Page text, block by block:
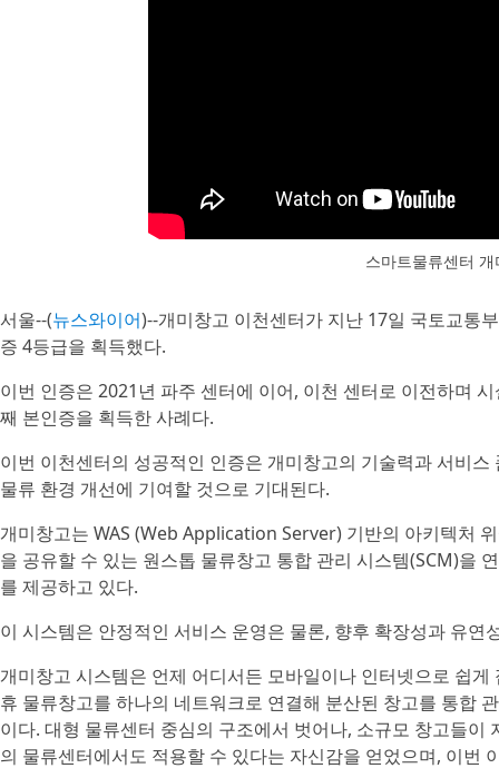
스마트물류센터
서울--(뉴스와이어)--개미창고 이천센터가 지난 17일 국토교통
증 4등급을 획득했다.
이번 인증은 2021년 파주 센터에 이어, 이천 센터로 이전하며
째 본인증을 획득한 사례다.
이번 이천센터의 성공적인 인증은 개미창고의 기술력과 서비
물류 환경 개선에 기여할 것으로 기대된다.
개미창고는 WAS (Web Application Server) 기반의 아키텍처
을 공유할 수 있는 원스톱 물류창고 통합 관리 시스템(SCM)을
를 제공하고 있다.
이 시스템은 안정적인 서비스 운영은 물론, 향후 확장성과 유
개미창고 시스템은 언제 어디서든 모바일이나 인터넷으로 쉽
휴 물류창고를 하나의 네트워크로 연결해 분산된 창고를 통합
이다. 대형 물류센터 중심의 구조에서 벗어나, 소규모 창고들
의 물류센터에서도 적용할 수 있다는 자신감을 얻었으며, 이번